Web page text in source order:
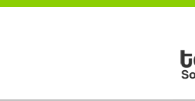
Direkt zum Inhalt